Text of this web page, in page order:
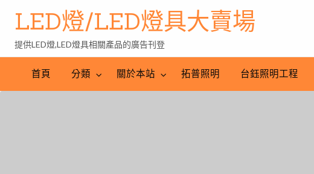
LED
批
LED
照
產
LED燈/LED燈具大賣場
提供LED燈,LED燈具相關產品的廣告刊登
首頁 分類 關於本站 拓普照明 台鈺照明工程